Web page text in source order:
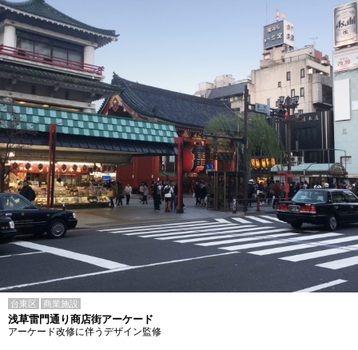
台東区 商業施設
浅草雷門通り商店街アーケード
アーケード改修に伴うデザイン監修